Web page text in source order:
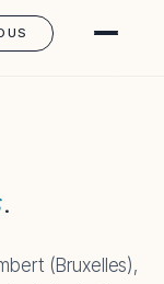
.
(Bruxelles),